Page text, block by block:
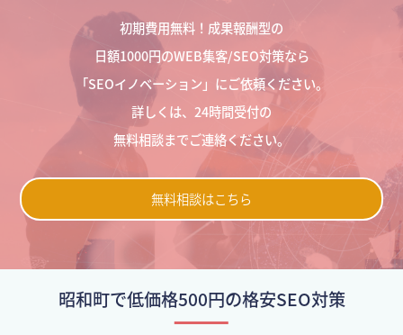
初期費用無料！成果報酬型の
日額1000円のWEB集客/SEO対策なら
「SEOイノベーション」にご依頼ください。
詳しくは、24時間受付の
無料相談までご連絡ください。
無料相談はこちら
昭和町で低価格500円の格安SEO対策